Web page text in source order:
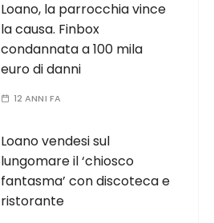
Loano, la parrocchia vince
la causa. Finbox
condannata a 100 mila
euro di danni
12 ANNI FA
Loano vendesi sul
lungomare il ‘chiosco
fantasma’ con discoteca e
ristorante